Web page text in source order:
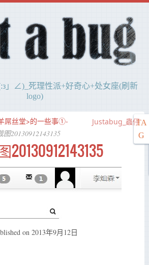
」∠)_死理性派+好奇心+处女座(刷新
logo)
TA
G
Justabug_蟲仔
屌丝堂>的一些事①-
图20130912143135
20130912143135
on 2013年9月12日